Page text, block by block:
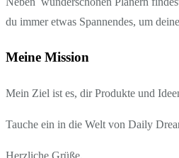
du immer etwas Spannendes, um
Meine Mission
Mein Ziel ist es, dir Produkte und
Tauche ein in die Welt von Daily
Herzliche Grüße,